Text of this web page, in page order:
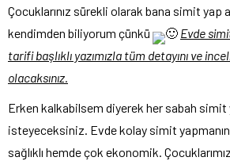
Çocuklarınız sürekli olarak bana simit yap
kendimden biliyorum çünkü
🙂 Evde
tarifi başlıklı yazımızla tüm detayını ve
olacaksınız.
Erken kalkabilsem diyerek her sabah simit
isteyeceksiniz. Evde kolay simit
sağlıklı hemde çok ekonomik.